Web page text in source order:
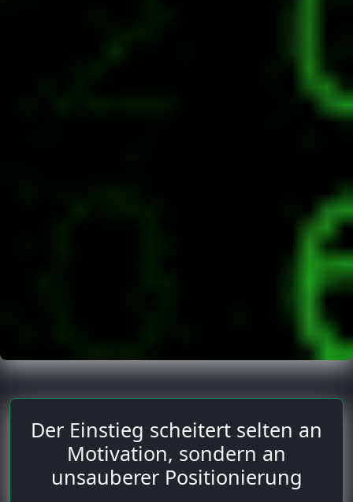
Der Einstieg scheitert selten an
Motivation, sondern an
unsauberer Positionierung